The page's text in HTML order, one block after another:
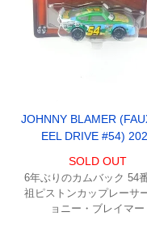
JOHNNY BLAMER
EEL DRIVE #54)
SOLD OUT
6年ぶりのカムバック 54
祖ピストンカップレーサ
ョニー・ブレイマー